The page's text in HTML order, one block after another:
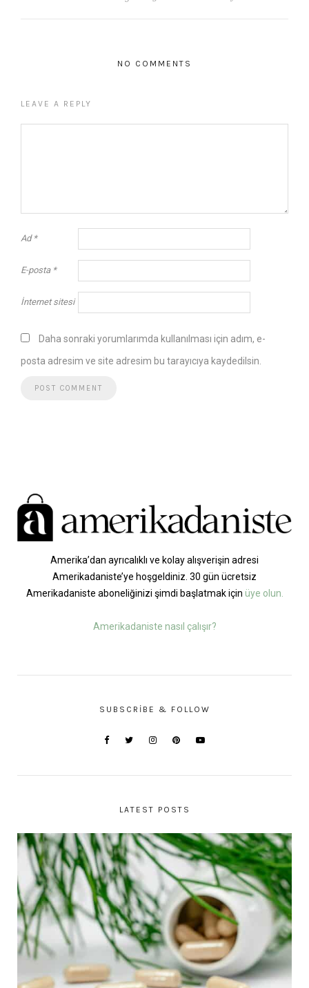
NO COMMENTS
LEAVE A REPLY
Ad *
E-posta *
İnternet sitesi
Daha sonraki yorumlarımda kullanılması için adım, e-
posta adresim ve site adresim bu tarayıcıya kaydedilsin.
Amerika’dan ayrıcalıklı ve kolay alışverişin adresi
Amerikadaniste’ye hoşgeldiniz. 30 gün ücretsiz
Amerikadaniste aboneliğinizi şimdi başlatmak için üye olun.
Amerikadaniste nasıl çalışır?
SUBSCRIBE & FOLLOW
LATEST POSTS